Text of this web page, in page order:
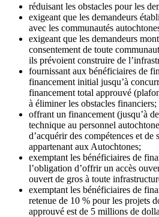
réduisant les obstacles pour les
exigeant que les demandeurs
avec les communautés
exigeant que les demandeurs
consentement de toute
ils prévoient construire de
fournissant aux bénéficiaires de
financement initial jusqu’à
financement total approuvé
à éliminer les obstacles financiers;
offrant un financement (jusqu’à
technique au personnel
d’acquérir des compétences et de
appartenant aux Autochtones;
exemptant les bénéficiaires de
l’obligation d’offrir un accès
ouvert de gros à toute
exemptant les bénéficiaires de
retenue de 10 % pour les projets
approuvé est de 5 millions de